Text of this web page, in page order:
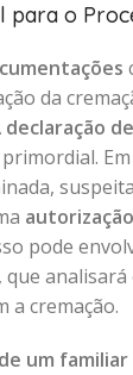
para o
da
declaração
pode
analisará
a cremação.
um